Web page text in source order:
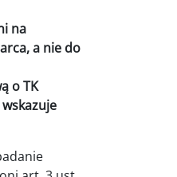
na
a nie do
o TK